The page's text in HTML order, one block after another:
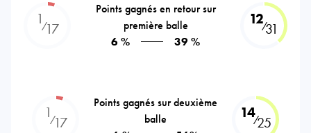
1⁄17
Points gagnés en retour sur
première balle
6 %
39 %
12⁄31
1⁄17
Points gagnés sur deuxième
balle
14⁄25